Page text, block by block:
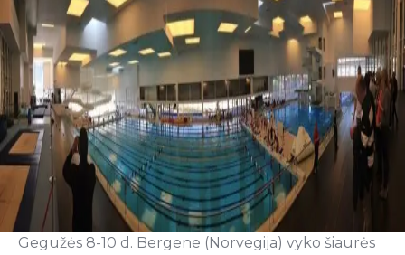
Gegužės 8-10 d. Bergene (Norvegija) vyko šiaurės